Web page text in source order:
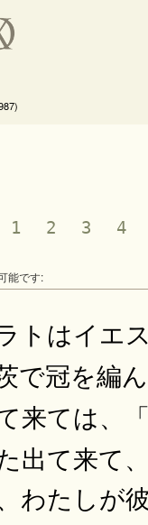
1 2 3 4
能です:
トはイエ
で冠を編
来ては、
出て来て
わたしが